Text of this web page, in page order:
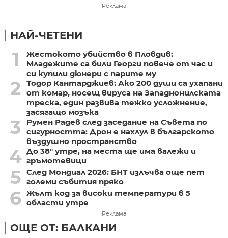
Реклама
НАЙ-ЧЕТЕНИ
1
Жестокото убийство в Пловдив:
Младежите са били Георги повече от час и
си купили дюнери с парите му
2
Тодор Кантарджиев: Ако 200 души са ухапани
от комар, носещ вируса на Западнонилската
треска, един развива тежко усложнение,
засягащо мозъка
3
Румен Радев след заседание на Съвета по
сигурността: Дрон е нахлул в българското
въздушно пространство
4 До 38° утре, на места ще има валежи и
гръмотевици
5 След Мондиал 2026: БНТ излъчва още пет
големи събития пряко
6 Жълт код за високи температури в 5
области утре
Реклама
ОЩЕ ОТ: БАЛКАНИ